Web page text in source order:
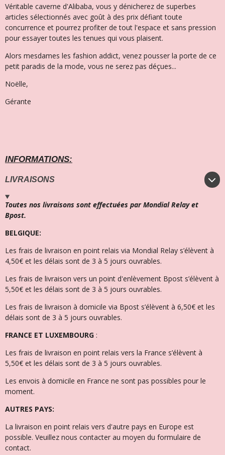
Véritable caverne d'Alibaba, vous y dénicherez de superbes
articles sélectionnés avec goût à des prix défiant toute
concurrence et pourrez profiter de tout l'espace et sans pression
pour essayer toutes les tenues qui vous plaisent.
Alors mesdames les fashion addict, venez pousser la porte de ce
petit paradis de la mode, vous ne serez pas déçues...
Noëlle,
Gérante
INFORMATIONS:
LIVRAISONS
Toutes nos livraisons sont effectuées par Mondial Relay et
Bpost.
BELGIQUE:
Les frais de livraison en point relais via Mondial Relay s’élèvent à
4,50€ et les délais sont de 3 à 5 jours ouvrables.
Les frais de livraison vers un point d'enlèvement Bpost s’élèvent à
5,50€ et les délais sont de 3 à 5 jours ouvrables.
Les frais de livraison à domicile via Bpost s’élèvent à 6,50€ et les
délais sont de 3 à 5 jours ouvrables.
FRANCE ET LUXEMBOURG :
Les frais de livraison en point relais vers la France s’élèvent à
5,50€ et les délais sont de 3 à 5 jours ouvrables.
Les envois à domicile en France ne sont pas possibles pour le
moment.
AUTRES PAYS:
La livraison en point relais vers d'autre pays en Europe est
possible. Veuillez nous contacter au moyen du formulaire de
contact.